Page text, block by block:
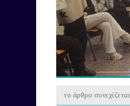
το άρθρο συνεχίζεται